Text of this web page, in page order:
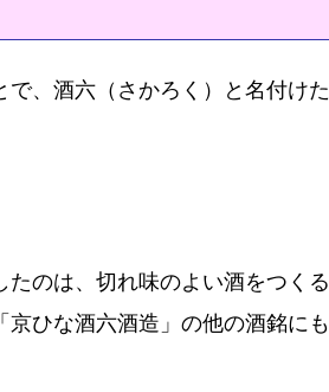
、酒六（さかろく）と名付けた
のは、切れ味のよい酒をつくる
ひな酒六酒造」の他の酒銘にも